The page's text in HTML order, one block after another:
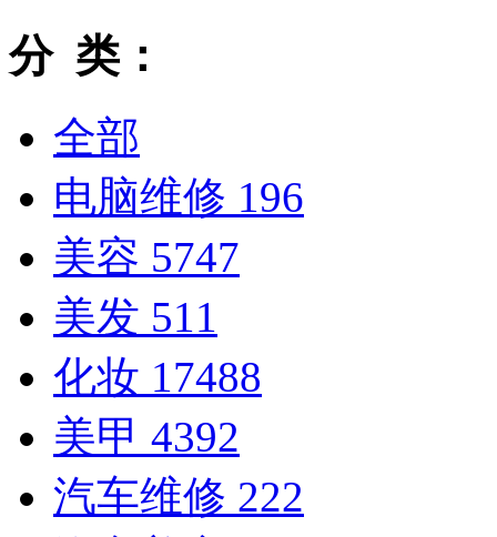
分 类：
全部
电脑维修 196
美容 5747
美发 511
化妆 17488
美甲 4392
汽车维修 222